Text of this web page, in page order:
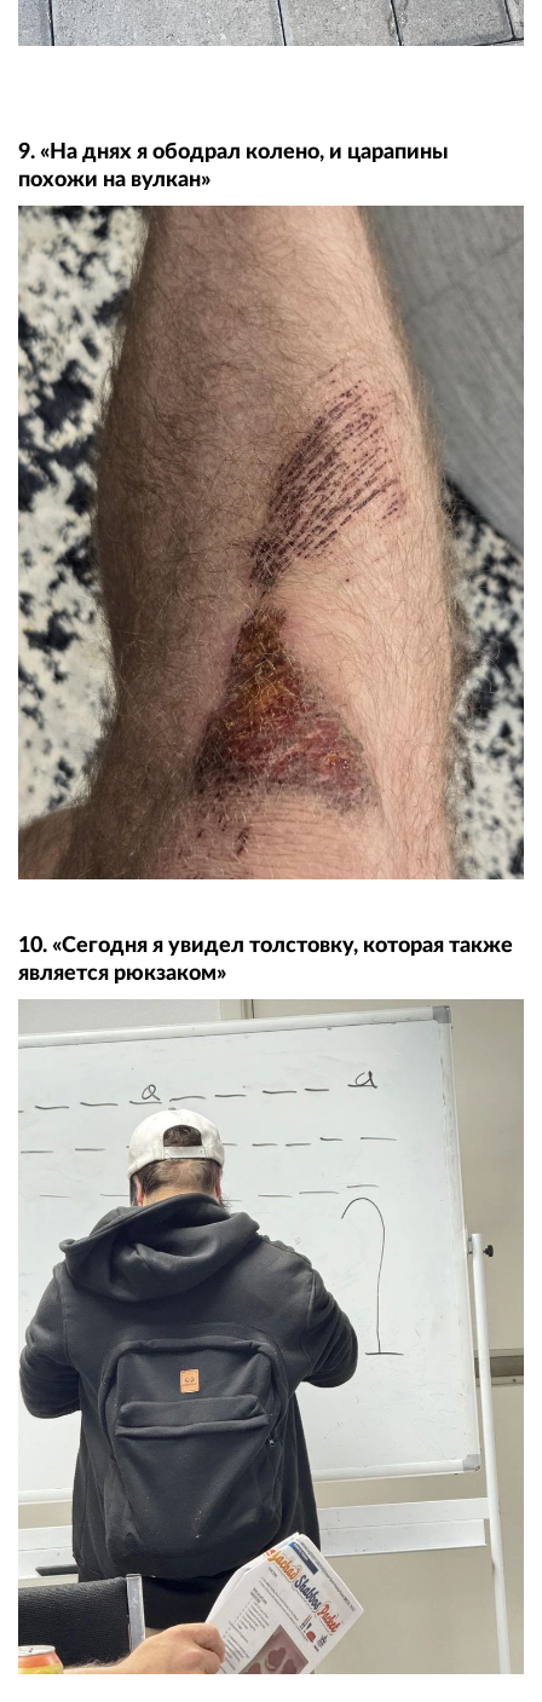
9. «На днях я ободрал колено, и царапины
похожи на вулкан»
10. «Сегодня я увидел толстовку, которая также
является рюкзаком»